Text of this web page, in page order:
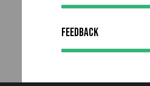
Feedback